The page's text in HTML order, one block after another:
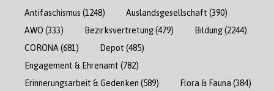
Antifaschismus (1248) Auslandsgesellschaft (390)
AWO (333) Bezirksvertretung(479) Bildung(2244)
CORONA(681) Depot (485)
Engagement & Ehrenamt (782)
Erinnerungsarbeit & Gedenken (589) Flora & Fauna (384)